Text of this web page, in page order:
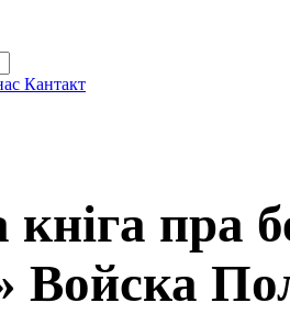
Кантакт
пра
Войска